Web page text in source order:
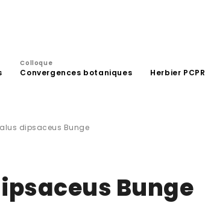
Colloque
Convergences botaniques Herbier PCPR
dipsaceus Bunge
Bunge